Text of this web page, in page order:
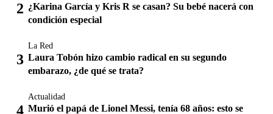
¿Karina García y Kris R se casan? Su bebé nacerá con
condición especial
La Red
Laura Tobón hizo cambio radical en su segundo
embarazo, ¿de qué se trata?
Actualidad
Murió el papá de Lionel Messi, tenía 68 años: esto se